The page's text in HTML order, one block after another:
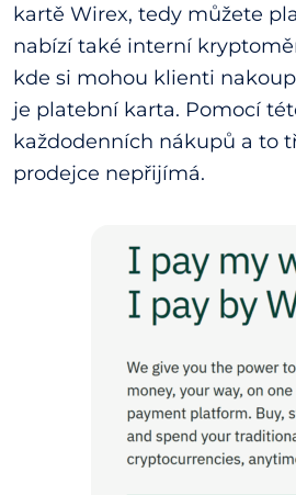
kartě Wirex, tedy můžete
nabízí také interní
kde si mohou klienti
je platební karta. Pomocí
každodenních nákupů a to
prodejce nepřijímá.